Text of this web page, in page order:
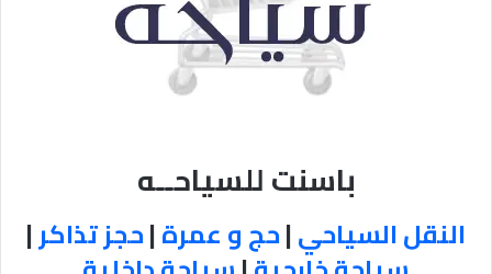
باسنت للسياحــه
النقل السياحي|حج و عمرة|حجز تذاكر|